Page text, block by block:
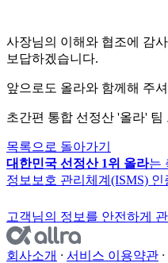
사장님의 이해와 협조에 감
보답하겠습니다.
앞으로도 올라와 함께해 주
초간편 통합 선정산 '올라' 팀
목록으로 돌아가기
대한민국 선정산 1위 올라는
정보보호 관리체계(ISMS) 인
고객님의 정보를 안전하게
회사소개 서비스 이용약관